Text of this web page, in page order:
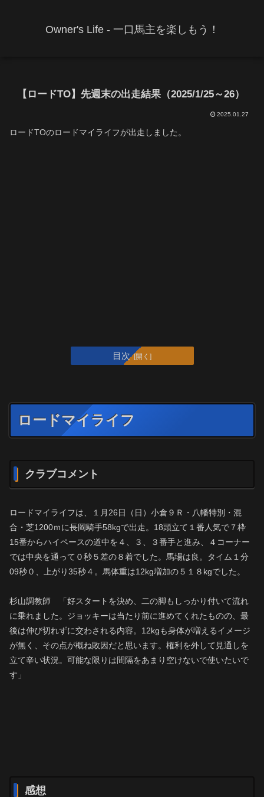
Owner's Life - 一口馬主を楽しもう！
【ロードTO】先週末の出走結果（2025/1/25～26）
2025.01.27
ロードTOのロードマイライフが出走しました。
目次
ロードマイライフ
クラブコメント
ロードマイライフは、１月26日（日）小倉９Ｒ・八幡特別・混
合・芝1200ｍに長岡騎手58kgで出走。18頭立て１番人気で７枠
15番からハイペースの道中を４、３、３番手と進み、４コーナー
では中央を通って０秒５差の８着でした。馬場は良。タイム１分
09秒０、上がり35秒４。馬体重は12kg増加の５１８kgでした。
杉山調教師 「好スタートを決め、二の脚もしっかり付いて流れ
に乗れました。ジョッキーは当たり前に進めてくれたものの、最
後は伸び切れずに交わされる内容。12kgも身体が増えるイメージ
が無く、その点が概ね敗因だと思います。権利を外して見通しを
立て辛い状況。可能な限りは間隔をあまり空けないで使いたいで
す」
感想